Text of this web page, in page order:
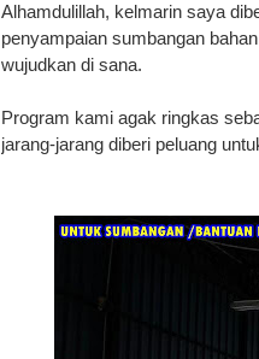
Alhamdulillah, kelmarin saya
penyampaian sumbangan
wujudkan di sana.
Program kami agak ringkas
jarang-jarang diberi peluang